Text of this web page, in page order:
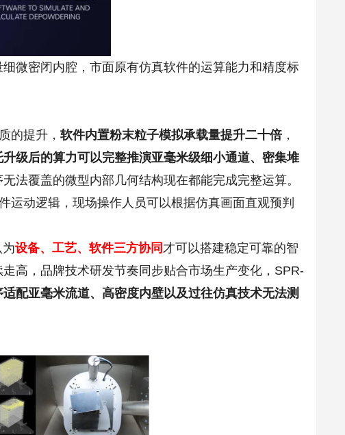
微密闭内腔，市面原有仿真软件的运算能力和精度标
的提升， 软件内置粉末粒子模拟承载量提升二十倍，
升级后的算力可以完整推演亚毫米级细小通道、密集堆
法覆盖的微型内部几何结构现在都能完成完整运算。
运动逻辑，现场操作人员可以根据仿真画面直观预判
设备、工艺、软件三方协同 才可以搭建稳定可靠的智
高，品牌技术研发节奏同步贴合市场生产变化，SPR-
配亚毫米流道、高密度内壁以及过往仿真技术无法测